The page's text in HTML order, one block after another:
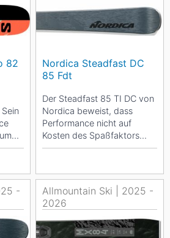
82
Nordica Steadfast DC
85 Fdt
Der Steadfast 85 TI DC von
Nordica beweist, dass
Performance nicht auf
Kosten des Spaßfaktors
gehen muss. Ausgestattet
-
Allmountain Ski | 2025 -
2026